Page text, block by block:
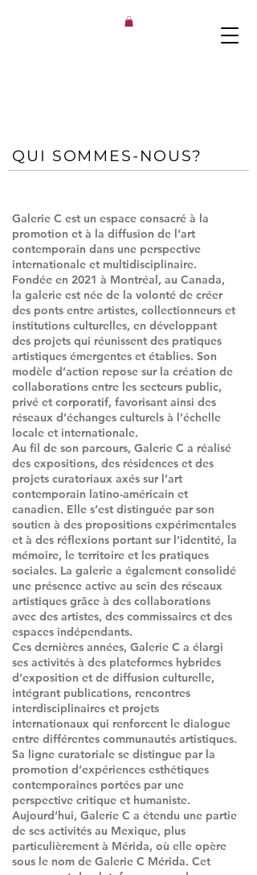
QUI SOMMES-NOUS?
Galerie C est un espace consacré à la
promotion et à la diffusion de l’art
contemporain dans une perspective
internationale et multidisciplinaire.
Fondée en 2021 à Montréal, au Canada,
la galerie est née de la volonté de créer
des ponts entre artistes, collectionneurs et
institutions culturelles, en développant
des projets qui réunissent des pratiques
artistiques émergentes et établies. Son
modèle d’action repose sur la création de
collaborations entre les secteurs public,
privé et corporatif, favorisant ainsi des
réseaux d’échanges culturels à l’échelle
locale et internationale.
Au fil de son parcours, Galerie C a réalisé
des expositions, des résidences et des
projets curatoriaux axés sur l’art
contemporain latino-américain et
canadien. Elle s’est distinguée par son
soutien à des propositions expérimentales
et à des réflexions portant sur l’identité, la
mémoire, le territoire et les pratiques
sociales. La galerie a également consolidé
une présence active au sein des réseaux
artistiques grâce à des collaborations
avec des artistes, des commissaires et des
espaces indépendants.
Ces dernières années, Galerie C a élargi
ses activités à des plateformes hybrides
d’exposition et de diffusion culturelle,
intégrant publications, rencontres
interdisciplinaires et projets
internationaux qui renforcent le dialogue
entre différentes communautés artistiques.
Sa ligne curatoriale se distingue par la
promotion d’expériences esthétiques
contemporaines portées par une
perspective critique et humaniste.
Aujourd’hui, Galerie C a étendu une partie
de ses activités au Mexique, plus
particulièrement à Mérida, où elle opère
sous le nom de Galerie C Mérida. Cet